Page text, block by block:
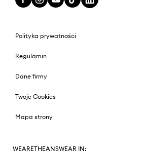
Polityka prywatności
Regulamin
Dane firmy
Twoje Cookies
Mapa strony
WEARETHEANSWEAR IN: